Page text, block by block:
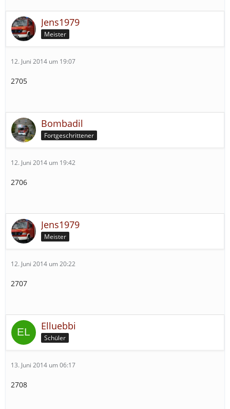
Jens1979
Meister
12. Juni 2014 um 19:07
2705
Bombadil
Fortgeschrittener
12. Juni 2014 um 19:42
2706
Jens1979
Meister
12. Juni 2014 um 20:22
2707
Elluebbi
Schüler
13. Juni 2014 um 06:17
2708